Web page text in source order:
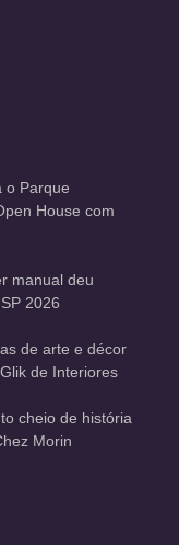
o Parque
House com
manual deu
2026
de arte e décor
de Interiores
cheio de história
Morin